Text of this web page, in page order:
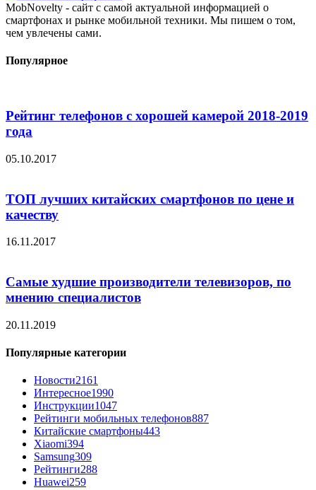
MobNovelty - сайт с самой актуальной информацией о
смартфонах и рынке мобильной техники. Мы пишем о том,
чем увлечены сами.
Популярное
Рейтинг телефонов с хорошей камерой 2018-2019
года
05.10.2017
ТОП лучших китайских смартфонов по цене и
качеству
16.11.2017
Самые худшие производители телевизоров, по
мнению специалистов
20.11.2019
Популярные категории
Новости2161
Интересное1990
Инструкции1047
Рейтинги мобильных телефонов887
Китайские смартфоны443
Xiaomi394
Samsung309
Рейтинги288
Huawei259